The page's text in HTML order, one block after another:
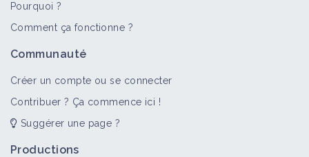
Pourquoi ?
Comment ça fonctionne ?
Communauté
Créer un compte ou se connecter
Contribuer ? Ça commence ici !
Suggérer une page ?
Productions